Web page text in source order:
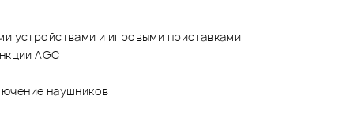
устройствами и игровыми приставками
AGC
наушников